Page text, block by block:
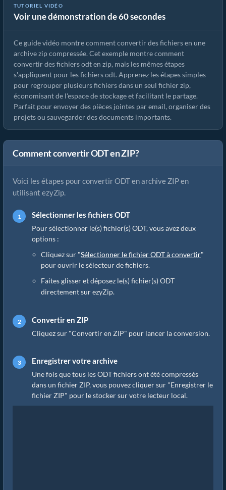
TUTORIEL VIDÉO
Voir une démonstration de 60 secondes
Comment convertir des fichiers en ZIP en ligne (Guide simple)
Ce guide vidéo montre comment convertir des fichiers en une
archive zip compressée. Cet exemple montre comment
convertir des fichiers odt en zip, mais les mêmes étapes
s'appliquent pour les fichiers odt. Apprenez les étapes simples
pour regrouper plusieurs fichiers dans un seul fichier zip,
économisant de l'espace de stockage et facilitant le partage.
Parfait pour envoyer des pièces jointes par email, organiser des
projets ou sauvegarder des documents importants.
Comment convertir ODT en ZIP?
Voici les étapes pour convertir ODT en archive ZIP en
utilisant ezyZip.
Sélectionner les fichiers ODT
Pour sélectionner le(s) fichier(s) ODT, vous avez deux
options :
Cliquez sur "Sélectionner le fichier ODT à convertir"
pour ouvrir le sélecteur de fichiers.
Faites glisser et déposez le(s) fichier(s) ODT
directement sur ezyZip.
Convertir en ZIP
Cliquez sur "Convertir en ZIP" pour lancer la conversion.
Enregistrer votre archive
Une fois que tous les ODT fichiers ont été compressés
dans un fichier ZIP, vous pouvez cliquer sur "Enregistrer le
fichier ZIP" pour le stocker sur votre lecteur local.